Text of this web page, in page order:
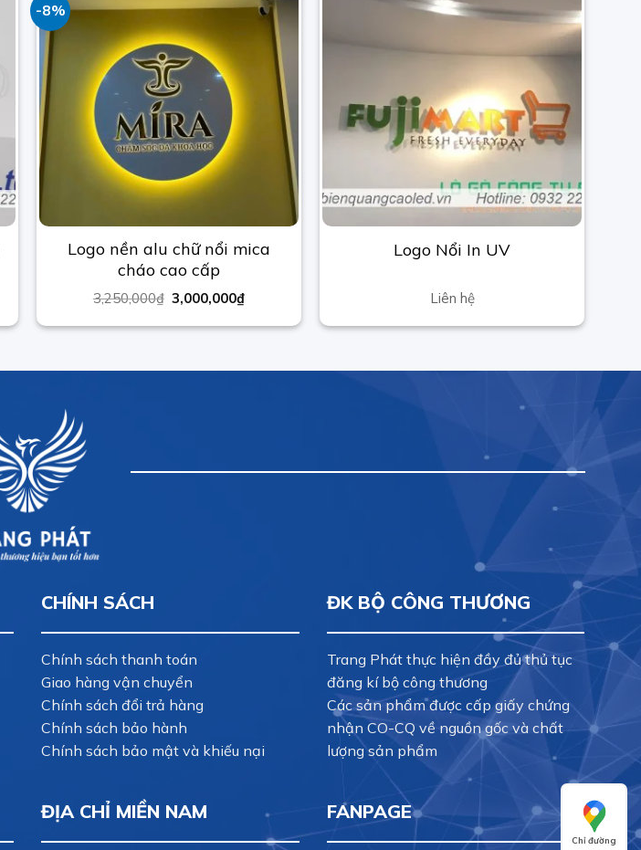
-8%
Logo nền alu chữ nổi mica
cháo cao cấp
3,250,000₫ 3,000,000₫
Logo Nổi In UV
Liên hệ
CHÍNH SÁCH
Chính sách thanh toán
Giao hàng vận chuyển
Chính sách đổi trả hàng
Chính sách bảo hành
Chính sách bảo mật và khiếu nại
ĐK BỘ CÔNG THƯƠNG
Trang Phát thực hiện đầy đủ thủ tục
đăng kí bộ công thương
Các sản phẩm được cấp giấy chứng
nhận CO-CQ về nguồn gốc và chất
lượng sản phẩm
ĐỊA CHỈ MIỀN NAM FANPAGE
Chỉ đường